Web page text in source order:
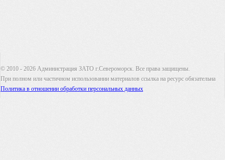
© 2010 - 2026 Администрация ЗАТО г.Североморск. Все права защищены.
При полном или частичном использовании материалов ссылка на ресурс обязательна
Политика в отношении обработки персональных данных